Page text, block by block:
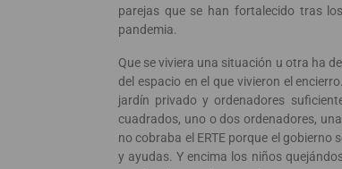
parejas que se han fortalecido tras
pandemia.
Que se viviera una situación u otra ha
del espacio en el que vivieron el
jardín privado y ordenadores
cuadrados, uno o dos ordenadores,
no cobraba el ERTE porque el
y ayudas. Y encima los niños